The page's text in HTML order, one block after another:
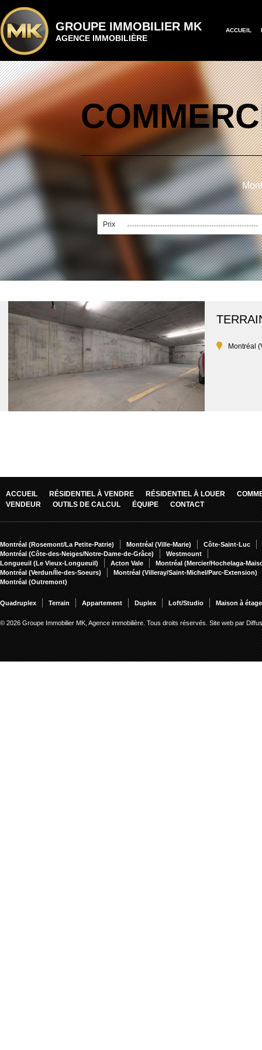
GROUPE IMMOBILIER MK
AGENCE IMMOBILIÈRE
ACCUEIL
Prix
Montréal
ACCUEIL RÉSIDENTIEL À VENDRE RÉSIDENTIEL À LOUER
VENDEUR
OUTILS DE CALCUL ÉQUIPE CONTACT
Montréal (Rosemont/La Petite-Patrie) Montréal (Ville-Marie)
Côte-Saint-Luc
Montréal (Côte-des-Neiges/Notre-Dame-de-Grâce)
Westmount
Longueuil (Le Vieux-Longueuil)
Acton Vale
Montréal (Mercier/Hochelaga-
Montréal (Verdun/Île-des-Soeurs)
Montréal (Villeray/Saint-Michel/Parc-Extension)
Montréal (Outremont)
Quadruplex Terrain Appartement Duplex Loft/Studio Maison à
© 2026 Groupe Immobilier MK, Agence immobilière. Tous droits réservés. Site web par